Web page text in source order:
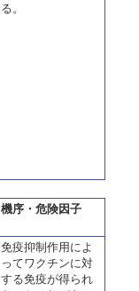
る。
機序・危険因子
免疫抑制作用によ
ってワクチンに対
する免疫が得られ